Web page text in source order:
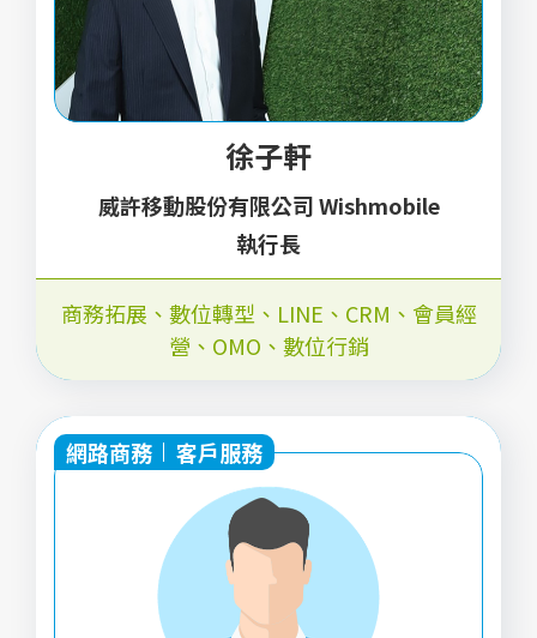
徐子軒
威許移動股份有限公司 Wishmobile
執行長
商務拓展 、 數位轉型、 LINE 、 CRM 、 會員經
營 、 OMO 、 數位行銷
網路商務 客戶服務